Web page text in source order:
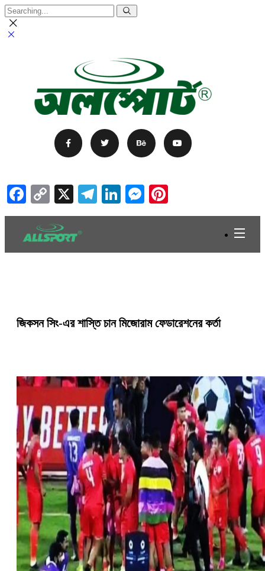
Facebook
Copy
Link
X Telegram
LinkedIn
Messenger
জিকসন সিং-এর শাস্তি চান মিজোরাম ফেডারেশনের কর্তা